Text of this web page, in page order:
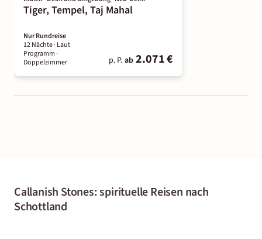
Tiger, Tempel, Taj Mahal
Nur Rundreise
12 Nächte· Laut
Programm·
Doppelzimmer
p. P. ab 2.071 €
Callanish Stones: spirituelle Reisen nach
Schottland